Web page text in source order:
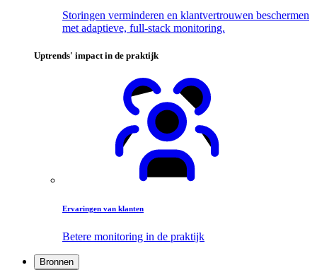
Storingen verminderen en klantvertrouwen beschermen
met adaptieve, full-stack monitoring.
Uptrends' impact in de praktijk
Ervaringen van klanten
Betere monitoring in de praktijk
Bronnen